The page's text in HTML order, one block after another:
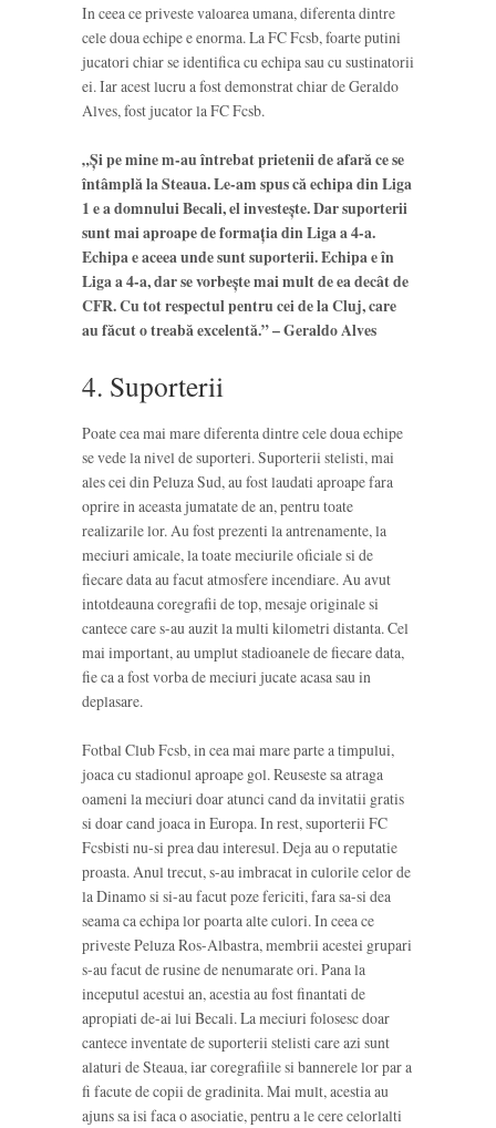
In ceea ce priveste valoarea umana, diferenta dintre
cele doua echipe e enorma. La FC Fcsb, foarte putini
jucatori chiar se identifica cu echipa sau cu sustinatorii
ei. Iar acest lucru a fost demonstrat chiar de Geraldo
Alves, fost jucator la FC Fcsb.
„Şi pe mine m-au întrebat prietenii de afară ce se
întâmplă la Steaua. Le-am spus că echipa din Liga
1 e a domnului Becali, el investeşte. Dar suporterii
sunt mai aproape de formaţia din Liga a 4-a.
Echipa e aceea unde sunt suporterii. Echipa e în
Liga a 4-a, dar se vorbeşte mai mult de ea decât de
CFR. Cu tot respectul pentru cei de la Cluj, care
au făcut o treabă excelentă.” – Geraldo Alves
4. Suporterii
Poate cea mai mare diferenta dintre cele doua echipe
se vede la nivel de suporteri. Suporterii stelisti, mai
ales cei din Peluza Sud, au fost laudati aproape fara
oprire in aceasta jumatate de an, pentru toate
realizarile lor. Au fost prezenti la antrenamente, la
meciuri amicale, la toate meciurile oficiale si de
fiecare data au facut atmosfere incendiare. Au avut
intotdeauna coregrafii de top, mesaje originale si
cantece care s-au auzit la multi kilometri distanta. Cel
mai important, au umplut stadioanele de fiecare data,
fie ca a fost vorba de meciuri jucate acasa sau in
deplasare.
Fotbal Club Fcsb, in cea mai mare parte a timpului,
joaca cu stadionul aproape gol. Reuseste sa atraga
oameni la meciuri doar atunci cand da invitatii gratis
si doar cand joaca in Europa. In rest, suporterii FC
Fcsbisti nu-si prea dau interesul. Deja au o reputatie
proasta. Anul trecut, s-au imbracat in culorile celor de
la Dinamo si si-au facut poze fericiti, fara sa-si dea
seama ca echipa lor poarta alte culori. In ceea ce
priveste Peluza Ros-Albastra, membrii acestei grupari
s-au facut de rusine de nenumarate ori. Pana la
inceputul acestui an, acestia au fost finantati de
apropiati de-ai lui Becali. La meciuri folosesc doar
cantece inventate de suporterii stelisti care azi sunt
alaturi de Steaua, iar coregrafiile si bannerele lor par a
fi facute de copii de gradinita. Mai mult, acestia au
ajuns sa isi faca o asociatie, pentru a le cere celorlalti